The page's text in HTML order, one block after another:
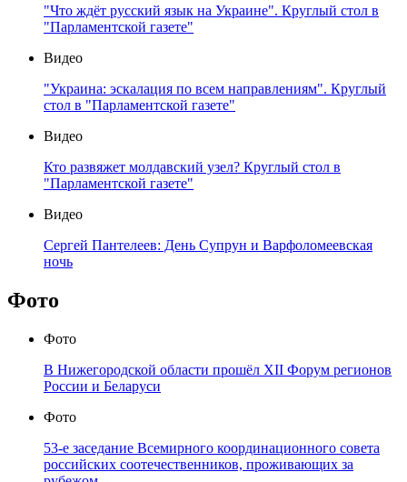
"Что ждёт русский язык на Украине". Круглый стол в
"Парламентской газете"
Видео
"Украина: эскалация по всем направлениям". Круглый
стол в "Парламентской газете"
Видео
Кто развяжет молдавский узел? Круглый стол в
"Парламентской газете"
Видео
Сергей Пантелеев: День Супрун и Варфоломеевская
ночь
Фото
Фото
В Нижегородской области прошёл XII Форум регионов
России и Беларуси
Фото
53-е заседание Всемирного координационного совета
российских соотечественников, проживающих за